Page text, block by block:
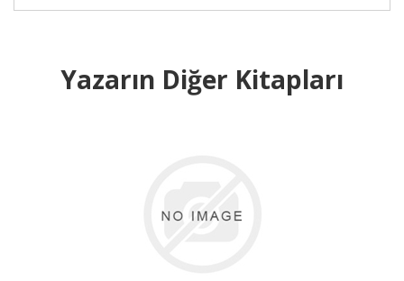
Yazarın Diğer Kitapları